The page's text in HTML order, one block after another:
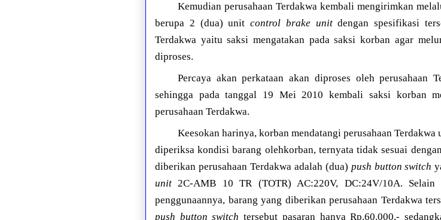
Kemudian perusahaan Terdakwa kembali mengirimkan
berupa 2 (dua) unitcontrol brake unitdengan spesifikasi
Terdakwa yaitu saksi mengatakan pada saksi korban agar
diproses.
Percaya akan perkataan akan diproses oleh perusahaan
sehingga pada tanggal 19 Mei 2010 kembali saksi korban
perusahaan Terdakwa.
Keesokan harinya, korban mendatangi perusahaan
diperiksa kondisi barang olehkorban, ternyata tidak sesuai
diberikan perusahaan Terdakwa adalah (dua) push button switch
unit 2C-AMB 10 TR (TOTR) AC:220V, DC:24V/10A. Selain
penggunaannya, barang yang diberikan perusahaan Terdakwa
push button switch tersebut pasaran hanya Rp.60.000,-